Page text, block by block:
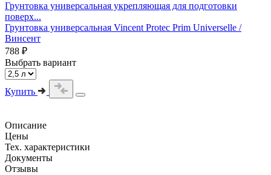
Грунтовка универсальная укрепляющая для подготовки
поверх...
Грунтовка универсальная Vincent Protec Prim Universelle /
Винсент
788 ₽
Выбрать вариант
Купить
Описание
Цены
Тех. характеристики
Документы
Отзывы